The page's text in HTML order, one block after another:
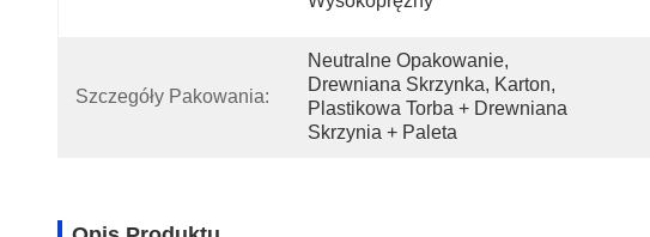
Szczegóły Pakowania:
Neutralne Opakowanie,
Drewniana Skrzynka, Karton,
Plastikowa Torba + Drewniana
Skrzynia + Paleta